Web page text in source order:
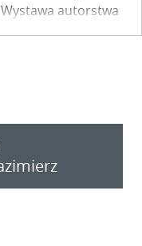
autorstwa
dzisiaj 21